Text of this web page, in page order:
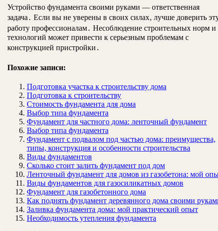
Устройство фундамента своими руками — ответственная
задача․ Если вы не уверены в своих силах‚ лучше доверить
работу профессионалам․ Несоблюдение строительных норм и
технологий может привести к серьезным проблемам с
конструкцией пристройки․
Похожие записи:
Подготовка участка к строительству дома
Подготовка к строительству
Стоимость фундамента для дома
Выбор типа фундамента
Фундамент для частного дома: ленточный фундамент
Выбор типа фундамента
Фундамент с подвалом под частью дома: преимущества,
типы, конструкция и особенности строительства
Виды фундаментов
Сколько стоит залить фундамент под дом
Ленточный фундамент для домов из газобетона: мой
Виды фундаментов для газосиликатных домов
Фундамент для газобетонного дома
Как поднять фундамент деревянного дома своими
Заливка фундамента дома: мой практический опыт
Необходимость утепления фундамента